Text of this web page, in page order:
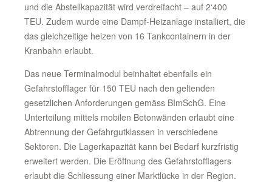
und die Abstellkapazität wird verdreifacht – auf 2‘400
TEU. Zudem wurde eine Dampf-Heizanlage installiert, die
das gleichzeitige heizen von 16 Tankcontainern in der
Kranbahn erlaubt.
Das neue Terminalmodul beinhaltet ebenfalls ein
Gefahrstofflager für 150 TEU nach den geltenden
gesetzlichen Anforderungen gemäss BImSchG. Eine
Unterteilung mittels mobilen Betonwänden erlaubt eine
Abtrennung der Gefahrgutklassen in verschiedene
Sektoren. Die Lagerkapazität kann bei Bedarf kurzfristig
erweitert werden. Die Eröffnung des Gefahrstofflagers
erlaubt die Schliessung einer Marktlücke in der Region.